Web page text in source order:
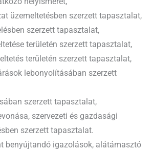
üzemeltetésben szerzett tapasztalat,
szerzett tapasztalat,
területén szerzett tapasztalat,
területén szerzett tapasztalat,
lebonyolításában szerzett
szerzett tapasztalat,
szervezeti és gazdasági
szerzett tapasztalat.
benyújtandó igazolások, alátámasztó